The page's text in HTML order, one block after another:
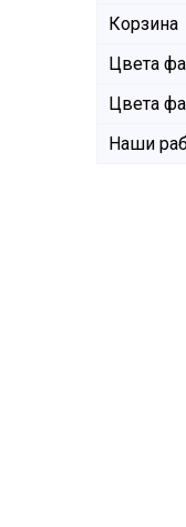
Корзина
Цвета
Цвета
Наши